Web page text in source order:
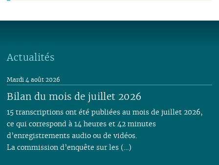
Actualités
Bilan du mois de juillet 2026
Mardi 4 août 2026
15 transcriptions ont été publiées au mois de juillet 2026,
ce qui correspond à 14 heures et 42 minutes
d’enregistrements audio ou de vidéos.
La commission d’enquête sur les (…)